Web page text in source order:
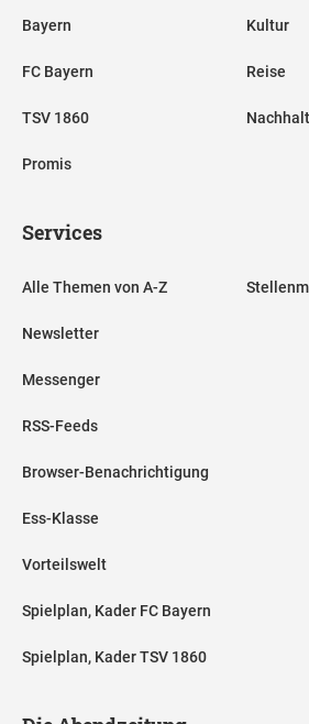
Bayern
FC Bayern
TSV 1860
Promis
Kultur
Reise
Services
Alle Themen von A-Z
Newsletter
Messenger
RSS-Feeds
Browser-Benachrichtigung
Ess-Klasse
Vorteilswelt
Spielplan, Kader FC Bayern
Spielplan, Kader TSV 1860